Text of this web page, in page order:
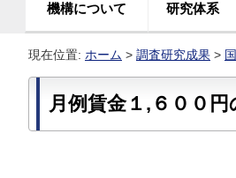
機構について 研究体系
現在位置: ホーム > 調査研究成果 >
月例賃金１,６００